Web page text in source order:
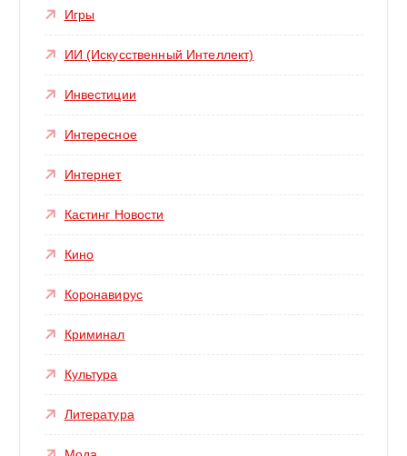
Игры
ИИ (Искусственный Интеллект)
Инвестиции
Интересное
Интернет
Кастинг Новости
Кино
Коронавирус
Криминал
Культура
Литература